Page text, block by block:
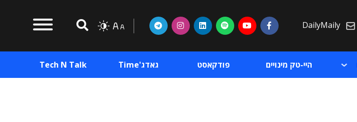
DailyMaily
היי-טק מינויים פודקאסט גאדג'Time Tech N Talk